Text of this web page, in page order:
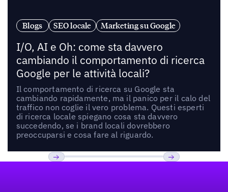
Blogs SEO locale Marketing su Google
I/O, AI e Oh: come sta davvero
cambiando il comportamento di ricerca
Google per le attività locali?
Il comportamento di ricerca su Google sta
cambiando rapidamente, ma il panico per il calo del
traffico non coglie il vero problema. Questi esperti
di ricerca locale spiegano cosa sta davvero
succedendo, se i brand locali dovrebbero
preoccuparsi e cosa fare al riguardo.